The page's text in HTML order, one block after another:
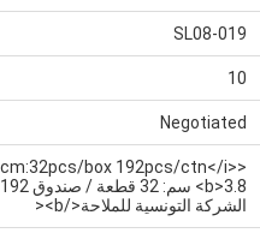
SL08-019
10
Negotiated
box 192pcs/ctn</i>
الشركة التونسية للملاحة</b><